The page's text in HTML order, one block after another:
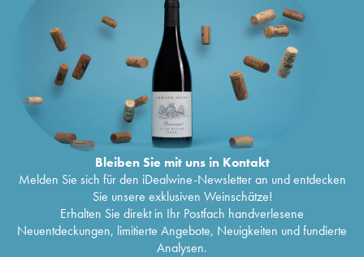
Bleiben Sie mit uns in Kontakt
Melden Sie sich für den iDealwine-Newsletter an und entdecken
Sie unsere exklusiven Weinschätze!
Erhalten Sie direkt in Ihr Postfach handverlesene
Neuentdeckungen, limitierte Angebote, Neuigkeiten und fundierte
Analysen.